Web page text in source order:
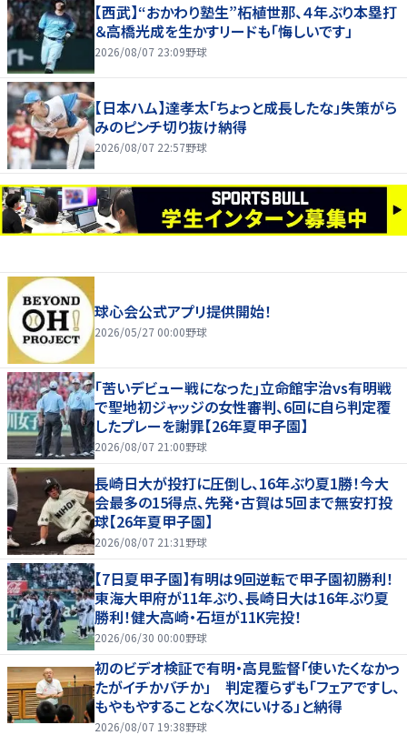
【西武】“おかわり塾生”柘植世那、４年ぶり本塁打
＆高橋光成を生かすリードも「悔しいです」
2026/08/07 23:09野球
【日本ハム】達孝太「ちょっと成長したな」失策がら
みのピンチ切り抜け納得
2026/08/07 22:57野球
球心会公式アプリ提供開始！
2026/05/27 00:00野球
｢苦いデビュー戦になった｣立命館宇治vs有明戦
で聖地初ジャッジの女性審判、6回に自ら判定覆
したプレーを謝罪【26年夏甲子園】
2026/08/07 21:00野球
長崎日大が投打に圧倒し、16年ぶり夏1勝！今大
会最多の15得点、先発・古賀は5回まで無安打投
球【26年夏甲子園】
2026/08/07 21:31 野球
【7日夏甲子園】有明は9回逆転で甲子園初勝利！
東海大甲府が11年ぶり、長崎日大は16年ぶり夏
勝利！健大高崎・石垣が11K完投！
2026/06/30 00:00野球
初のビデオ検証で有明・高見監督「使いたくなかっ
たがイチかバチか」 判定覆らずも「フェアですし、
もやもやすることなく次にいける」と納得
2026/08/07 19:38野球